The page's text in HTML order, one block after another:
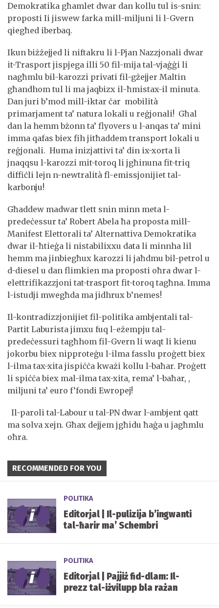
Demokratika għamlet dwar dan kollu tul is-snin:
proposti Ii jiswew farka mill-miljuni li l-Gvern
qiegħed iberbaq.
Ikun biżżejjed li niftakru li l-Pjan Nazzjonali dwar
it-Trasport jispjega illi 50 fil-mija tal-vjaġġi li
nagħmlu bil-karozzi privati fil-gżejjer Maltin
għandhom tul li ma jaqbizx il-ħmistax-il minuta.
Dan juri b’mod mill-iktar ċar mobilità
primarjament ta’ natura lokali u reġjonali! Għal
dan la hemm bżonn ta’ flyovers u l-anqas ta’ mini
imma qafas biex fih jitħaddem transport lokali u
reġjonali. Huma inizjattivi ta’ din ix-xorta li
jnaqqsu l-karozzi mit-toroq li jgħinuna fit-triq
diffiċli lejn n-newtralità fl-emissjonijiet tal-
karbonju!
Għaddew madwar tlett snin minn meta l-
predeċessur ta’ Robert Abela ħa proposta mill-
Manifest Elettorali ta’ Alternattiva Demokratika
dwar il-ħtieġa li nistabilixxu data li minnha lil
hemm ma jinbiegħux karozzi li jaħdmu bil-petrol u
d-diesel u dan flimkien ma proposti oħra dwar l-
elettrifikazzjoni tat-trasport fit-toroq tagħna. Imma
l-istudji mwegħda ma jidhrux b’nemes!
Il-kontradizzjonijiet fil-politika ambjentali tal-
Partit Laburista jimxu fuq l-eżempju tal-
predeċessuri tagħhom fil-Gvern li waqt li kienu
jokorbu biex nipproteġu l-ilma fasslu proġett biex
l-ilma tax-xita jispiċċa kważi kollu l-baħar. Proġett
li spiċċa biex mal-ilma tax-xita, rema’ l-baħar, ,
miljuni ta’ euro f’fondi Ewropej!
Il-paroli tal-Labour u tal-PN dwar l-ambjent qatt
ma solva xejn. Għax dejjem jgħidu ħaġa u jagħmlu
oħra.
RECOMMENDED FOR YOU
POLITIKA
Editorjal | Il-pulizija b’ingwanti
tal-ħarir ma’ Schembri
POLITIKA
Editorjal | Pajjiż fid-dlam: Il-
prezz tal-iżvilupp bla rażan